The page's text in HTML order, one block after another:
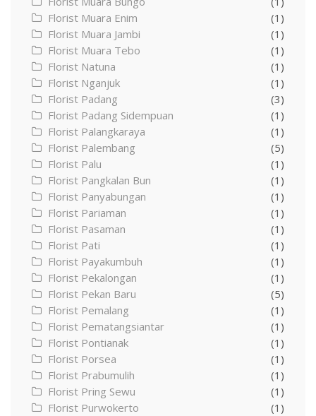
Florist Muara Enim
(1)
Florist Muara Jambi
(1)
Florist Muara Tebo
(1)
Florist Natuna
(1)
Florist Nganjuk
(1)
Florist Padang
(3)
Florist Padang Sidempuan
(1)
Florist Palangkaraya
(1)
Florist Palembang
(5)
Florist Palu
(1)
Florist Pangkalan Bun
(1)
Florist Panyabungan
(1)
Florist Pariaman
(1)
Florist Pasaman
(1)
Florist Pati
(1)
Florist Payakumbuh
(1)
Florist Pekalongan
(1)
Florist Pekan Baru
(5)
Florist Pemalang
(1)
Florist Pematangsiantar
(1)
Florist Pontianak
(1)
Florist Porsea
(1)
Florist Prabumulih
(1)
Florist Pring Sewu
(1)
Florist Purwokerto
(1)